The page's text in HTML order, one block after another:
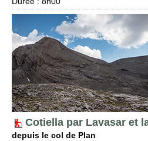
Cotiella par Lavasar et
depuis le col de Plan